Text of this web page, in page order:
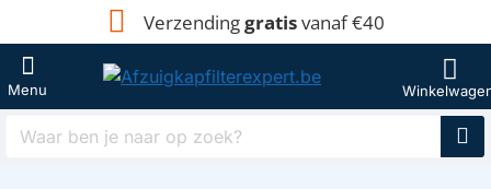
Verzendinggratisvanaf €40
Waar